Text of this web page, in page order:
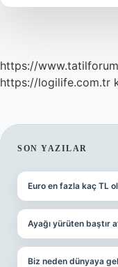
https://
https://logilife.com.tr
SON YAZILAR
Euro en fazla kaç TL
Ayağı yürüten baştır
Biz neden dünyaya